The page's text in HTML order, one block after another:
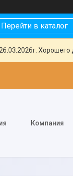
Перейти в каталог
Хорошего
Компания